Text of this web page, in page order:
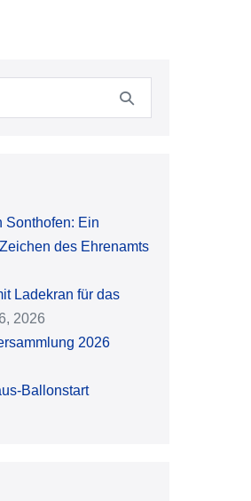
Sonthofen: Ein
des Ehrenamts
Ladekran für das
2026
2026
Ballonstart